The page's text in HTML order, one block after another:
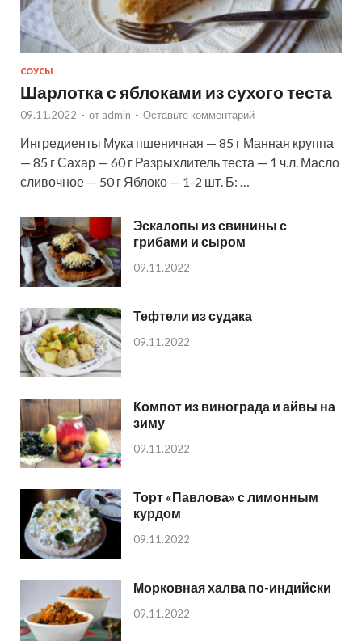
СОУСЫ
Шарлотка с яблоками из сухого теста
09.11.2022 - от admin - Оставьте комментарий
Ингредиенты Мука пшеничная — 85 г Манная круппа
— 85 г Сахар — 60 г Разрыхлитель теста — 1 ч.л. Масло
сливочное — 50 г Яблоко — 1-2 шт. Б: …
Эскалопы из свинины с
грибами и сыром
09.11.2022
Тефтели из судака
09.11.2022
Компот из винограда и айвы на
зиму
09.11.2022
Торт «Павлова» с лимонным
курдом
09.11.2022
Морковная халва по-индийски
09.11.2022